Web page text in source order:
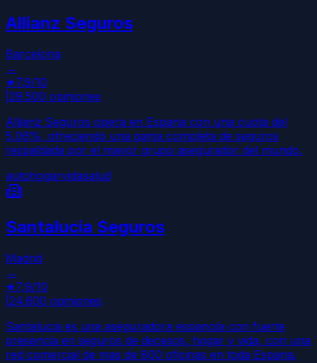
Allianz Seguros
Barcelona
→
★7.9/10
29.500 opiniones
Allianz Seguros opera en Espana con una cuota del
5,06%, ofreciendo una gama completa de seguros
respaldada por el mayor grupo asegurador del mundo.
autohogarvidasalud
Santalucia Seguros
Madrid
→
★7,9/10
24.600 opiniones
Santalucia es una aseguradora espanola con fuerte
presencia en seguros de decesos, hogar y vida, con una
red comercial de mas de 800 oficinas en toda Espana.